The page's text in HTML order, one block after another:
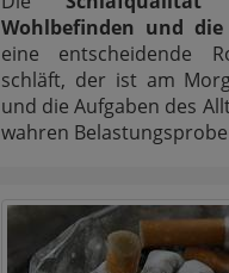
Wohlbefinden und
eine entscheidende
schläft, der ist am
und die Aufgaben des
wahren